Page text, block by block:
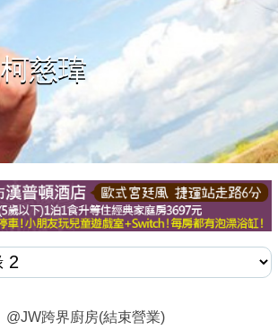
柯慈瑋
@JW跨界廚房(結束營業)